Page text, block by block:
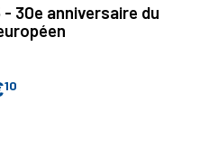
30e anniversaire du
10